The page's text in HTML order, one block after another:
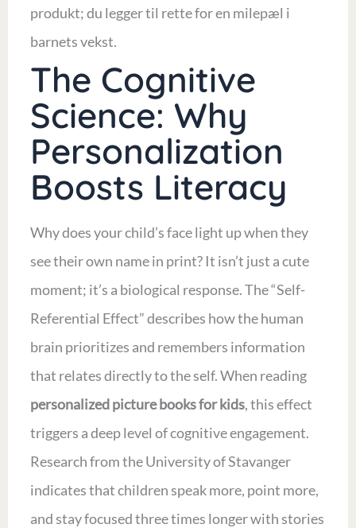
produkt; du legger til rette for en milepæl i
barnets vekst.
The Cognitive
Science: Why
Personalization
Boosts Literacy
Why does your child’s face light up when they
see their own name in print? It isn’t just a cute
moment; it’s a biological response. The “Self-
Referential Effect” describes how the human
brain prioritizes and remembers information
that relates directly to the self. When reading
personalized picture books for kids, this effect
triggers a deep level of cognitive engagement.
Research from the University of Stavanger
indicates that children speak more, point more,
and stay focused three times longer with stories